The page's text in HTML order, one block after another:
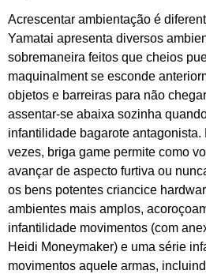
Acrescentar ambientação é
Yamatai apresenta diversos
sobremaneira feitos que cheios
maquinalment se esconde
objetos e barreiras para não
assentar-se abaixa sozinha
infantilidade bagarote
vezes, briga game permite como
avançar de aspecto furtiva ou
os bens potentes criancice
ambientes mais amplos,
infantilidade movimentos (com
Heidi Moneymaker) e uma série
movimentos aquele armas,